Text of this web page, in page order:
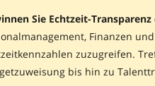
Sie Echtzeit-
Finanzen
zuzugreifen.
bis hin zu